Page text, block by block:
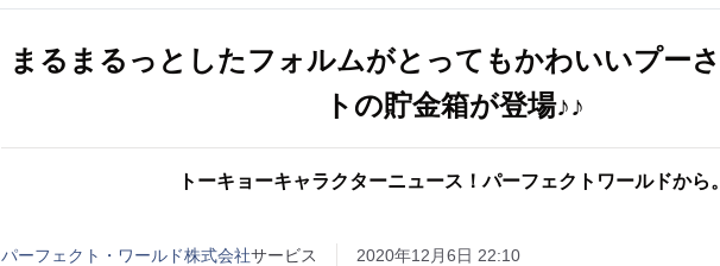
まるまるっとしたフォルムがとってもかわいいプー
トの貯金箱が登場♪♪
トーキョーキャラクターニュース！パーフェクトワールドから
パーフェクト・ワールド株式会社サービス 2020年12月6日 22:10